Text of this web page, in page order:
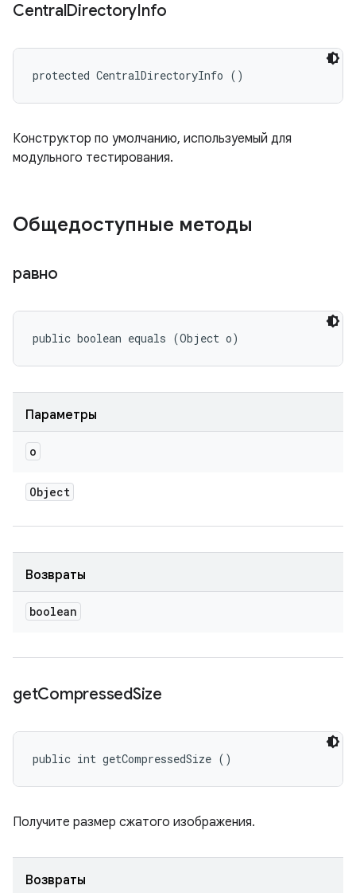
CentralDirectoryInfo
protected CentralDirectoryInfo ()
Конструктор по умолчанию, используемый для
модульного тестирования.
Общедоступные методы
равно
public boolean equals (Object o)
Параметры
o
Object
Возвраты
boolean
getCompressedSize
public int getCompressedSize ()
Получите размер сжатого изображения.
Возвраты